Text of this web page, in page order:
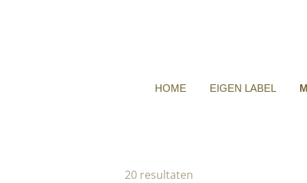
HOME EIGEN LABEL
20 resultaten